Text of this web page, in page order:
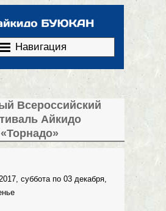
Навигация
Всероссийский
Айкидо
«Торнадо»
суббота по 03 декабря,